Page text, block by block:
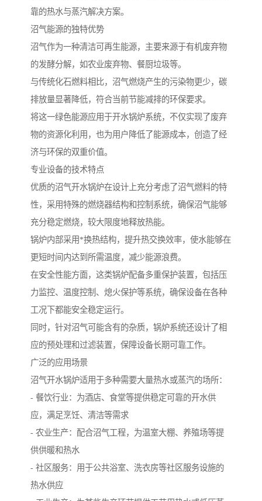
靠的热水与蒸汽解决方案。
沼气能源的独特优势
沼气作为一种清洁可再生能源，主要来源于有机废弃物
的发酵分解，如农业废弃物、餐厨垃圾等。
与传统化石燃料相比，沼气燃烧产生的污染物更少，碳
排放量显著降低，符合当前节能减排的环保要求。
将这一绿色能源应用于开水锅炉系统，不仅实现了废弃
物的资源化利用，也为用户降低了能源成本，创造了经
济与环保的双重价值。
专业设备的技术特点
优质的沼气开水锅炉在设计上充分考虑了沼气燃料的特
性，采用特殊的燃烧器结构和控制系统，确保沼气能够
充分稳定燃烧，较大限度地释放热能。
锅炉内部采用*换热结构，提升热交换效率，使水能够在
更短时间内达到所需温度，减少能源浪费。
在安全性能方面，这类锅炉配备多重保护装置，包括压
力监控、温度控制、熄火保护等系统，确保设备在各种
工况下都能安全稳定运行。
同时，针对沼气可能含有的杂质，锅炉系统还设计了相
应的预处理和过滤装置，保障设备长期可靠工作。
广泛的应用场景
沼气开水锅炉适用于多种需要大量热水或蒸汽的场所：
- 餐饮行业：为酒店、食堂等提供稳定可靠的开水供
应，满足烹饪、清洁等需求
- 农业生产：配合沼气工程，为温室大棚、养殖场等提
供供暖和热水
- 社区服务：用于公共浴室、洗衣房等社区服务设施的
热水供应